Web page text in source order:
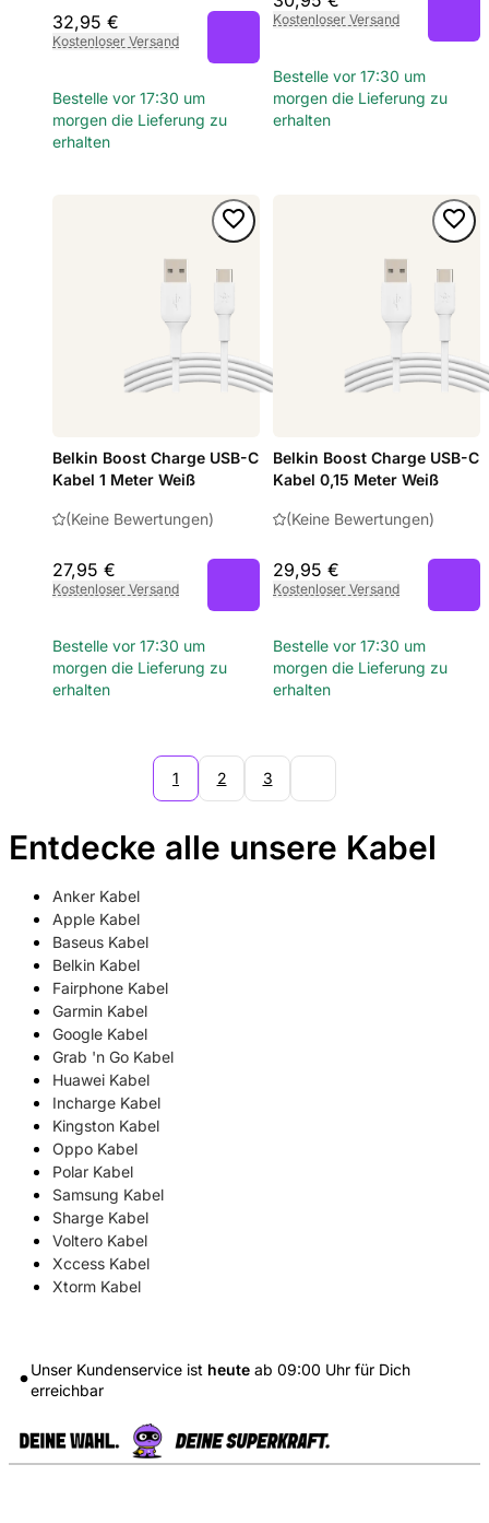
32,95 €
Kostenloser Versand
Bestelle vor 17:30 um
morgen die Lieferung zu
erhalten
Kostenloser Versand
Bestelle vor 17:30 um
morgen die Lieferung zu
erhalten
Belkin Boost Charge USB-C
Kabel 1 Meter Weiß
(Keine Bewertungen)
27,95 €
Kostenloser Versand
Bestelle vor 17:30 um
morgen die Lieferung zu
erhalten
Belkin Boost Charge USB-C
Kabel 0,15 Meter Weiß
(Keine Bewertungen)
29,95 €
Kostenloser Versand
Bestelle vor 17:30 um
morgen die Lieferung zu
erhalten
1 2 3
Entdecke alle unsere Kabel
Anker Kabel
Apple Kabel
Baseus Kabel
Belkin Kabel
Fairphone Kabel
Garmin Kabel
Google Kabel
Grab 'n Go Kabel
Huawei Kabel
Incharge Kabel
Kingston Kabel
Oppo Kabel
Polar Kabel
Samsung Kabel
Sharge Kabel
Voltero Kabel
Xccess Kabel
Xtorm Kabel
Unser Kundenservice ist heuteab 09:00 Uhr für Dich
erreichbar